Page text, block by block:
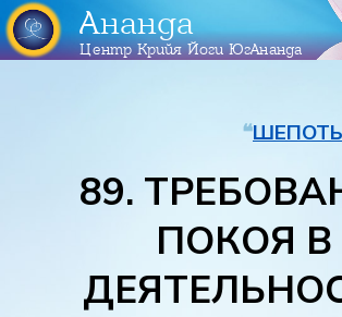
Ананда
Центр Крийя Йоги ЮгАнанда
❝
89.
ПОКОЯ В